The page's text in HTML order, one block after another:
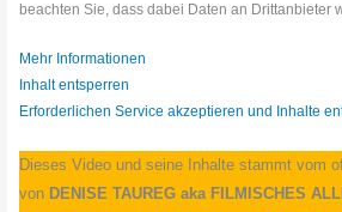
beachten Sie, dass dabei Daten an Drittanbieter
Mehr Informationen
Inhalt entsperren
Erforderlichen Service akzeptieren und Inhalte
Dieses Video und seine Inhalte stammt vom
von DENISE TAUREG aka FILMISCHES